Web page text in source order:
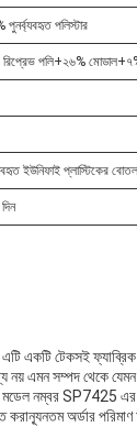
পুনর্ব্যবহৃত পলিস্টার
পলি+২৬%
ইউনিফাই প্লাস্টিকের বোতল
এটি একটি টেকসই
নয় এমন সম্পদ থেকে
মডেল নম্বর SP7425
করান্যূনতম অর্ডার